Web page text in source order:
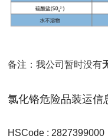
备注：我公司暂时没有
氯化铬危险品装运信
HSCode : 2827399000